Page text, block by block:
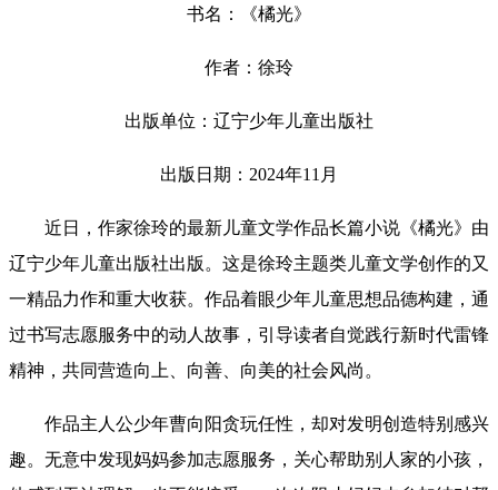
书名：《橘光》
作者：徐玲
出版单位：辽宁少年儿童出版社
出版日期：2024年11月
近日，作家徐玲的最新儿童文学作品长篇小说《橘光》由
辽宁少年儿童出版社出版。这是徐玲主题类儿童文学创作的又
一精品力作和重大收获。作品着眼少年儿童思想品德构建，通
过书写志愿服务中的动人故事，引导读者自觉践行新时代雷锋
精神，共同营造向上、向善、向美的社会风尚。
作品主人公少年曹向阳贪玩任性，却对发明创造特别感兴
趣。无意中发现妈妈参加志愿服务，关心帮助别人家的小孩，